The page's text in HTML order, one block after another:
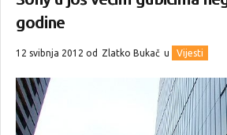
godine
12 svibnja 2012 od Zlatko Bukač u Vijesti